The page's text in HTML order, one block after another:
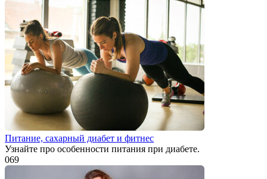
Питание, сахарный диабет и фитнес
Узнайте про особенности питания при диабете.
069